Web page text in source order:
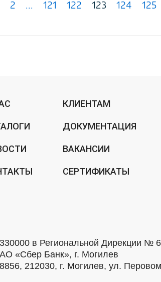
2 ... 121 122 123 124 125
КЛИЕНТАМ
ДОКУМЕНТАЦИЯ
ВАКАНСИИ
СЕРТИФИКАТЫ
в Региональной Дирекции №
«Сбер Банк», г. Могилев
212030, г. Могилев, ул.